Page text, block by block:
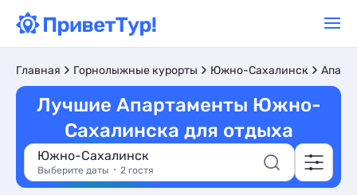
Главная Горнолыжные курорты Южно-Сахалинск
Лучшие Апартаменты Южно-
Сахалинска для отдыха
Южно-Сахалинск
Выберите даты 2 гостя